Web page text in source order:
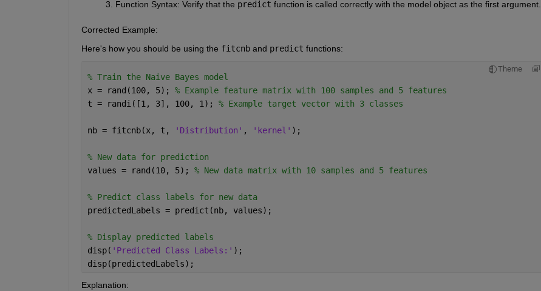
Function Syntax: Verify that the predict function is called correctly with the model object as the first argument.
Corrected Example:
Here's how you should be using the fitcnb and predict functions:
Theme
% Train the Naive Bayes model
x = rand(100, 5); % Example feature matrix with 100 samples and 5 features
t = randi([1, 3], 100, 1); % Example target vector with 3 classes
nb = fitcnb(x, t, 'Distribution' , 'kernel' );
% New data for prediction
values = rand(10, 5); % New data matrix with 10 samples and 5 features
% Predict class labels for new data
predictedLabels = predict(nb, values);
% Display predicted labels
disp( 'Predicted Class Labels:' );
disp(predictedLabels);
Explanation: